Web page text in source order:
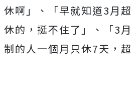
休啊」、「早就知道3月
休的，挺不住了」、「3
制的人一個月只休7天，